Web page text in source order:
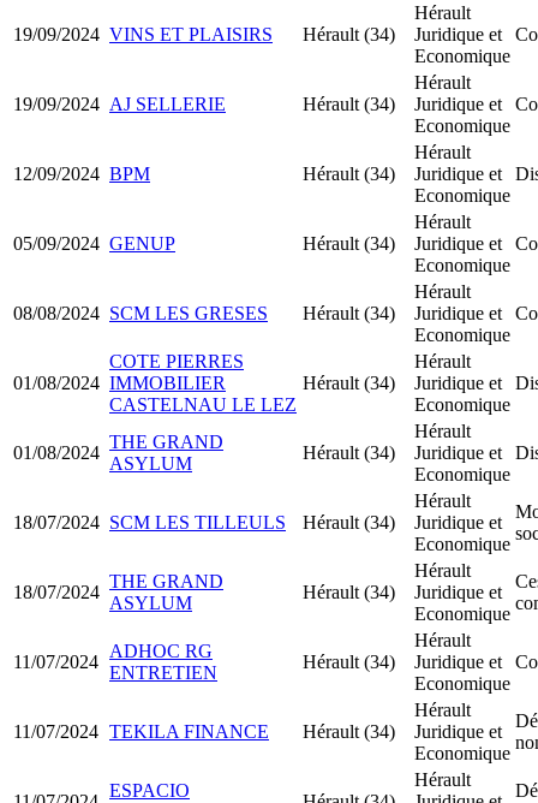
19/09/2024 VINS ET PLAISIRS Hérault (34)
Hérault
Juridique et
Economique
19/09/2024 AJ SELLERIE Hérault (34)
Hérault
Juridique et
Economique
12/09/2024 BPM Hérault (34)
Hérault
Juridique et
Economique
05/09/2024 GENUP Hérault (34)
Hérault
Juridique et
Economique
08/08/2024 SCM LES GRESES Hérault (34)
Hérault
Juridique et
Economique
01/08/2024
COTE PIERRES
IMMOBILIER
CASTELNAU LE LEZ
Hérault (34)
Hérault
Juridique et
Economique
01/08/2024
THE GRAND
ASYLUM
Hérault (34)
Hérault
Juridique et
Economique
18/07/2024 SCM LES TILLEULS Hérault (34)
Hérault
Juridique et
Economique
18/07/2024
THE GRAND
ASYLUM
Hérault (34)
Hérault
Juridique et
Economique
11/07/2024
ADHOC RG
ENTRETIEN
Hérault (34)
Hérault
Juridique et
Economique
11/07/2024 TEKILA FINANCE Hérault (34)
Hérault
Juridique et
Economique
ESPACIO
Hérault